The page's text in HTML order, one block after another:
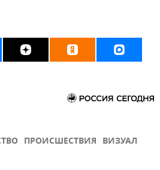
ПРОИСШЕСТВИЯ ВИЗУАЛ